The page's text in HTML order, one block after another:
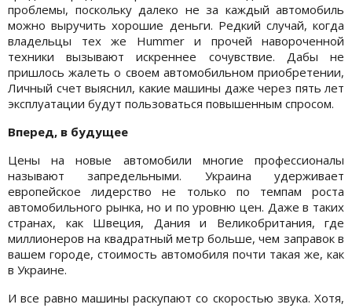
проблемы, поскольку далеко не за каждый автомобиль
можно выручить хорошие деньги. Редкий случай, когда
владельцы тех же Нummer и прочей навороченной
техники вызывают искреннее сочувствие. Дабы не
пришлось жалеть о своем автомобильном приобретении,
Личный счет выяснил, какие машины даже через пять лет
эксплуатации будут пользоваться повышенным спросом.
Вперед, в будущее
Цены на новые автомобили многие профессионалы
называют запредельными. Украина удерживает
европейское лидерство не только по темпам роста
автомобильного рынка, но и по уровню цен. Даже в таких
странах, как Швеция, Дания и Великобритания, где
миллионеров на квадратный метр больше, чем заправок в
вашем городе, стоимость автомобиля почти такая же, как
в Украине.
И все равно машины раскупают со скоростью звука. Хотя,